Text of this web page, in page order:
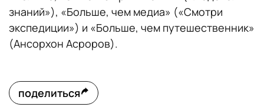
знаний»), «Больше, чем медиа» («Смотри
экспедиции») и «Больше, чем путешественник»
(Ансорхон Асроров).
поделиться